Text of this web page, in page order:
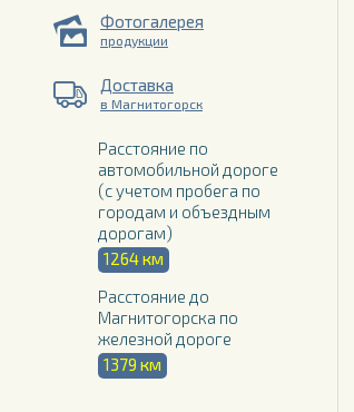
Фотогалерея
продукции
Доставка
в Магнитогорск
Расстояние по
автомобильной дороге
(с учетом пробега по
городам и объездным
дорогам)
1264 км
Расстояние до
Магнитогорска по
железной дороге
1379 км